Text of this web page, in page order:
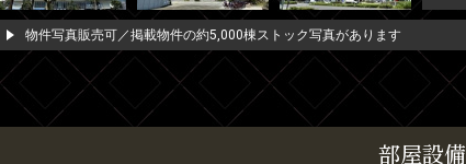
物件写真販売可／掲載物件の約5,000棟ストック写真があります
部屋設備